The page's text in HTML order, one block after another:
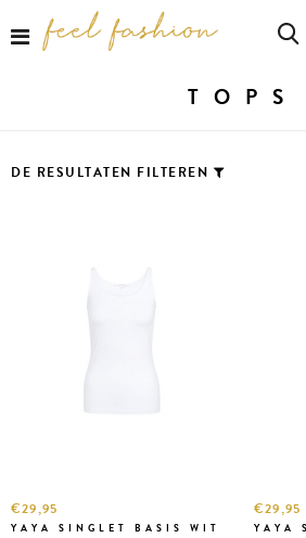
TOPS
DE RESULTATEN FILTEREN
€29,95
YAYA SINGLET BASIS WIT
€29,95